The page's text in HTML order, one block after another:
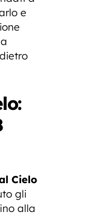
e
Cielo
gli
alla